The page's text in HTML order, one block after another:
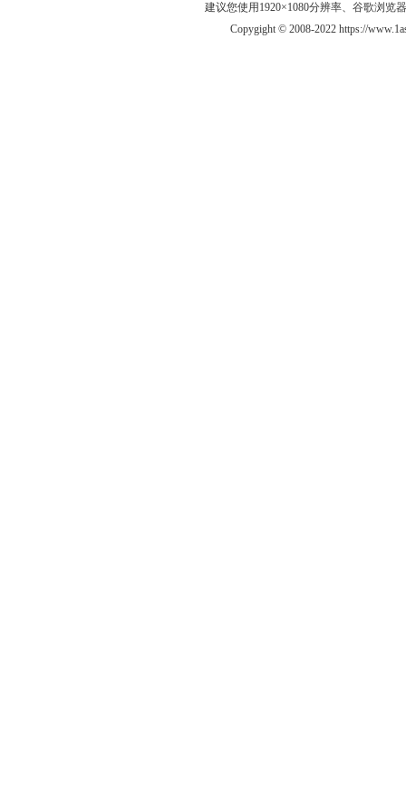
建议您使用1920×1080分辨率、谷歌浏览
Copygight © 2008-2022 https://